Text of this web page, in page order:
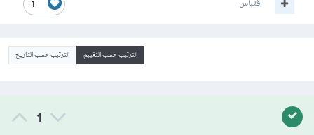
1 اقتباس
الترتيب حسب التقييم الترتيب حسب التاريخ
1